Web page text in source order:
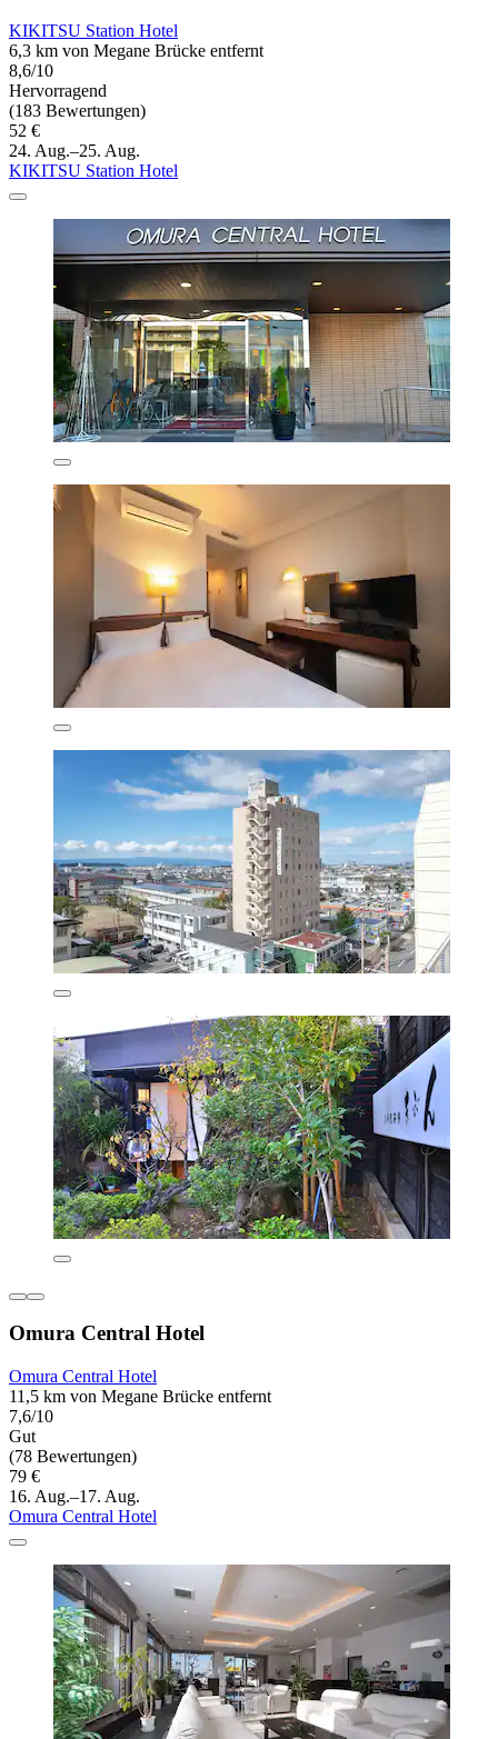
KIKITSU Station Hotel
6,3 km von Megane Brücke entfernt
8,6/10
Hervorragend
(183 Bewertungen)
52 €
24. Aug.–25. Aug.
KIKITSU Station Hotel
Omura Central Hotel
Omura Central Hotel
11,5 km von Megane Brücke entfernt
7,6/10
Gut
(78 Bewertungen)
79 €
16. Aug.–17. Aug.
Omura Central Hotel